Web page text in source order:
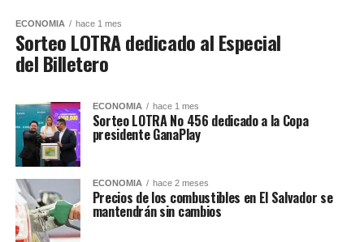
ECONOMIA hace 1 mes
Sorteo LOTRA dedicado al Especial
del Billetero
ECONOMIA hace 1 mes
Sorteo LOTRA No 456 dedicado a la Copa
presidente GanaPlay
ECONOMIA hace 2 meses
Precios de los combustibles en El Salvador se
mantendrán sin cambios